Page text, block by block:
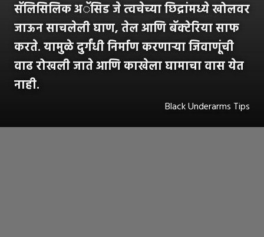
सॅलिसिलिक अॅसिड जे त्वचेच्या छिद्रांमध्ये खोलवर
जाऊन साचलेली घाण, तेल आणि बॅक्टेरिया साफ
करते. यामुळे दुर्गंधी निर्माण करणाऱ्या जिवाणूंची
वाढ रोखली जाते आणि काखेला घामाचा वास येत
नाही.
Black Underarms Tips